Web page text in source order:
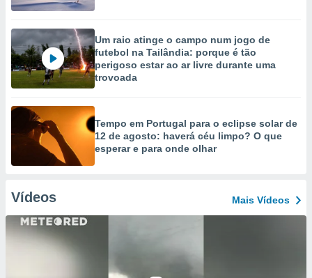
Um raio atinge o campo num jogo de
futebol na Tailândia: porque é tão
perigoso estar ao ar livre durante uma
trovoada
Tempo em Portugal para o eclipse solar de
12 de agosto: haverá céu limpo? O que
esperar e para onde olhar
Vídeos Mais Vídeos